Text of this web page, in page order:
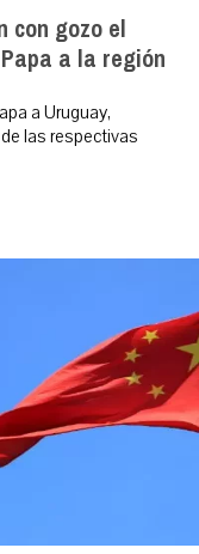
con gozo el
a la región
a Uruguay,
las respectivas